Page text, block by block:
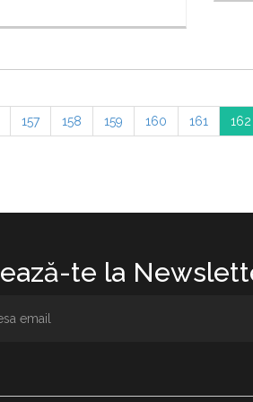
157 158 159 160 161 162
te la